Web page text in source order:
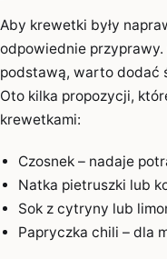
Aby krewetki były
odpowiednie przyprawy.
podstawą, warto dodać
Oto kilka propozycji,
krewetkami:
Czosnek – nadaje
Natka pietruszki lub
Sok z cytryny lub
Papryczka chili – dla